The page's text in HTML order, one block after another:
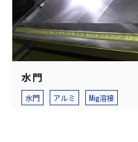
水門
水門 アルミ Mig溶接